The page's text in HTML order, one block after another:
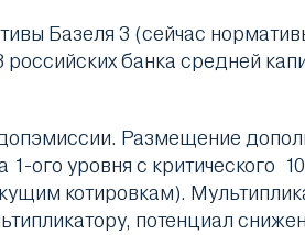
Базеля 3 (сейчас
банка средней
Размещение
ого уровня с критического
котировкам).
потенциал